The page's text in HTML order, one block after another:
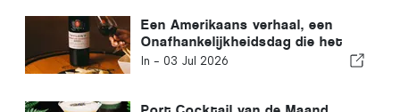
Een Amerikaans verhaal, een
Onafhankelijkheidsdag die het
waard is om op te proosten
In - 03 Jul 2026